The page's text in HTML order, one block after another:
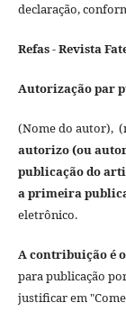
declaração,
Refas - Revista
Autorização par
(Nome do autor),
autorizo (ou
publicação do
a primeira
eletrônico.
A contribuição é
para publicação
justificar em